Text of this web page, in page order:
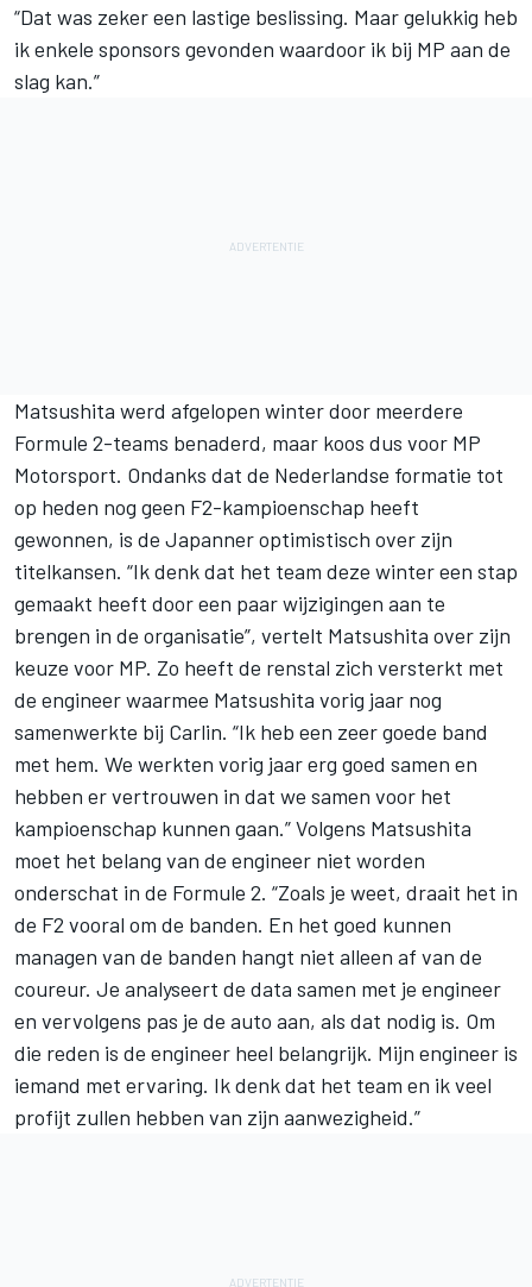
“Dat was zeker een lastige beslissing. Maar gelukkig heb
ik enkele sponsors gevonden waardoor ik bij MP aan de
slag kan.”
Matsushita werd afgelopen winter door meerdere
Formule 2-teams benaderd, maar koos dus voor MP
Motorsport. Ondanks dat de Nederlandse formatie tot
op heden nog geen F2-kampioenschap heeft
gewonnen, is de Japanner optimistisch over zijn
titelkansen. “Ik denk dat het team deze winter een stap
gemaakt heeft door een paar wijzigingen aan te
brengen in de organisatie”, vertelt Matsushita over zijn
keuze voor MP. Zo heeft de renstal zich versterkt met
de engineer waarmee Matsushita vorig jaar nog
samenwerkte bij Carlin. “Ik heb een zeer goede band
met hem. We werkten vorig jaar erg goed samen en
hebben er vertrouwen in dat we samen voor het
kampioenschap kunnen gaan.” Volgens Matsushita
moet het belang van de engineer niet worden
onderschat in de Formule 2. “Zoals je weet, draait het in
de F2 vooral om de banden. En het goed kunnen
managen van de banden hangt niet alleen af van de
coureur. Je analyseert de data samen met je engineer
en vervolgens pas je de auto aan, als dat nodig is. Om
die reden is de engineer heel belangrijk. Mijn engineer is
iemand met ervaring. Ik denk dat het team en ik veel
profijt zullen hebben van zijn aanwezigheid.”